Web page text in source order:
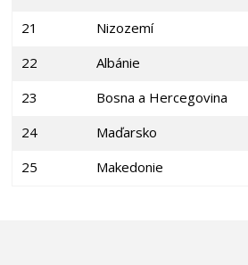
21
Nizozemí
22
Albánie
23
Bosna a Hercegovina
24
Maďarsko
25
Makedonie